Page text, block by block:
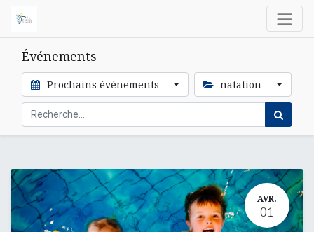
Événements
Prochains événements natation
AVR.
01